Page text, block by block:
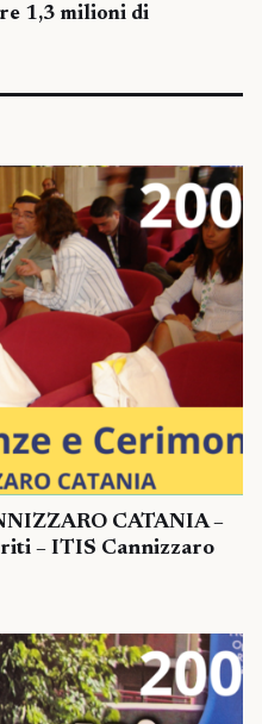
1,3 milioni di
CATANIA –
– ITIS Cannizzaro